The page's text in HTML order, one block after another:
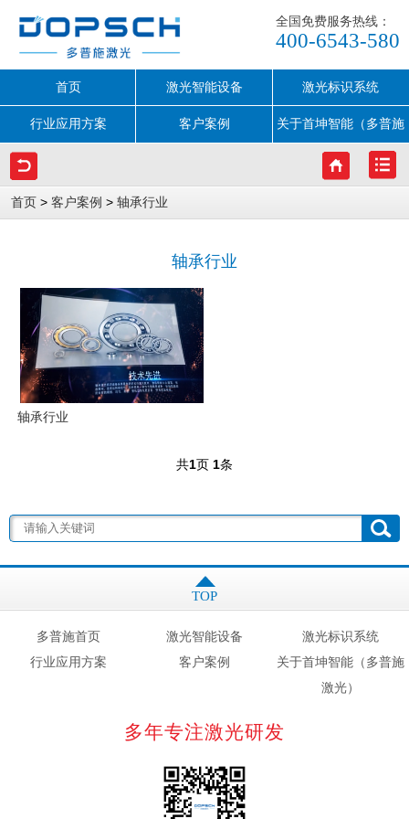
全国免费服务热线：
400-6543-580
首页 激光智能设备 激光标识系统
行业应用方案 客户案例 关于首坤智能（多普施
激光）
首页 > 客户案例 > 轴承行业
轴承行业
轴承行业
共1页 1条
TOP
多普施首页 激光智能设备
激光标识系统
行业应用方案
客户案例
关于首坤智能（多普施
激光）
多年专注激光研发